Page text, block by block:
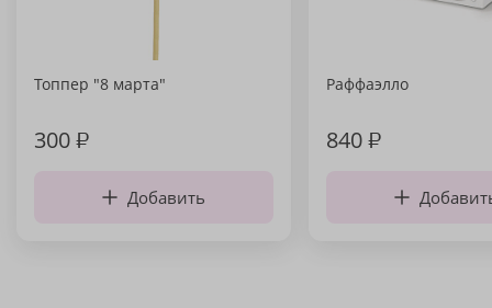
Топпер "8 марта"
300₽
Добавить
Раффаэлло
840₽